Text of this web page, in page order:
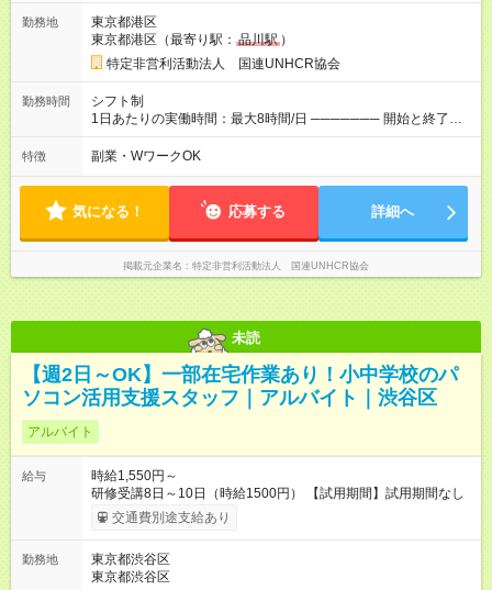
万(時給1400円～) 【週4日／月16日勤務の場合】 1年目:月収
20.5万(時給1350円～) 2年目:月収25.6万(時給1400円～) 【週5日
／月22日勤務の場合】 1年目:月収28.1万(時給1350円～) 2年目:
月収35.0万(時給1400円～) ※上記は1日8時間換算、成果給を加
算した目安金額です ◇時間外手当 ◇通勤手当 ◇健康管理補助 ◇
インフルエンザ予防接種補助 ◇成果給（個人業績／月毎）​ ◇チ
次昇給制度 ◇昇格制度 【試用期間】試用期間あり 試用期間の長
さ：1ヶ月 雇用形態、給与は本採用時と同じです。 初回は1か月
契約でトライアル期間（給与・待遇に差異なし）
勤務地
東京都港区
東京都港区（最寄り駅： 品川駅 ）
特定非営利活動法人 国連UNHCR協会
勤務時間
シフト制
1日あたりの実働時間：最大8時間/日 ─────── 開始と終了時
間 ─────── 8:00～21:00の中でシフト制 ※実働8時間（休憩
60分） ※活動場所により開始・終了時間は変動 ─────── 選
や月水金日、火水金土日など フルタイムで取り組みたい方も、
Ｗワーク希望の方も歓迎◎
特徴 副業・WワークOK
気になる！ 応募する 詳細へ
掲載元企業名 特定非営利活動法人 国連UNHCR協会
未読
【週2日～OK】一部在宅作業あり！小中学校のパ
ソコン活用支援スタッフ｜アルバイト｜渋谷区
アルバイト
給与
時給1,550円～
研修受講8日～10日（時給1500円） 【試用期間】試用期間なし
交通費別途支給あり
勤務地
東京都渋谷区
東京都渋谷区